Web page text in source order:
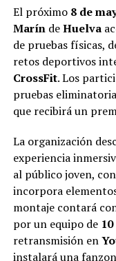
El próximo 8 de
MaríndeHuelva
de pruebas físicas,
retos deportivos
CrossFit. Los
pruebas
que recibirá un
La organización
experiencia
al público joven,
incorpora
montaje contará
por un equipo de
retransmisión en
instalará una